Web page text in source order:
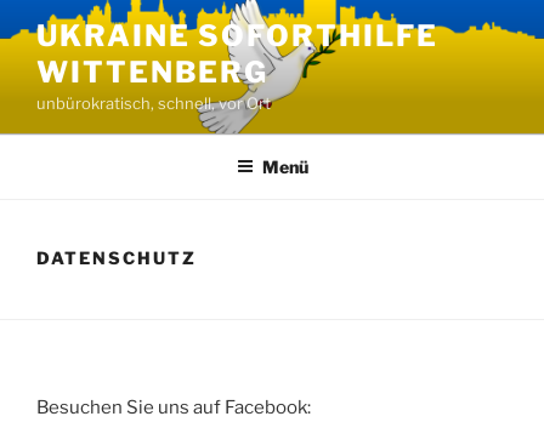
Inhalt
springen
UKRAINE SOFORTHILFE
WITTENBERG
unbürokratisch, schnell, vor Ort
Menü
DATENSCHUTZ
Besuchen Sie uns auf Facebook: